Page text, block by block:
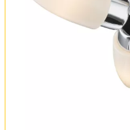
Обмен и возврат